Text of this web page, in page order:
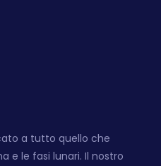
a tutto quello che
e le fasi lunari. Il nostro